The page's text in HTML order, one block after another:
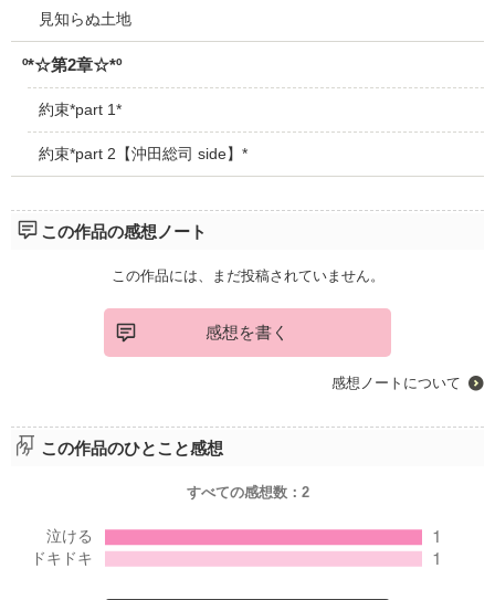
見知らぬ土地
º*☆第2章☆*º
約束*part 1*
約束*part 2【沖田総司 side】*
この作品の感想ノート
この作品には、まだ投稿されていません。
感想を書く
感想ノートについて
この作品のひとこと感想
すべての感想数： 2